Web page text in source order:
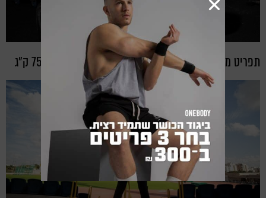
תפריט מסה ONE BODY 2200 קק"ל | גברים ששוקלים 75 ק"ג